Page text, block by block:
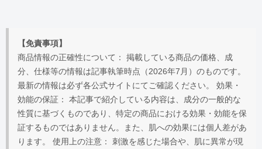
【免責事項】
商品情報の正確性について： 掲載している商品の価格、成
分、仕様等の情報は記事執筆時点（2026年7月）のものです。
最新の情報は必ず各公式サイトにてご確認ください。 効果・
効能の保証： 本記事で紹介している内容は、成分の一般的な
性質に基づくものであり、特定の商品における効果・効能を保
証するものではありません。また、肌への効果には個人差があ
ります。 使用上の注意： 刺激を感じた場合や、肌に異常が現